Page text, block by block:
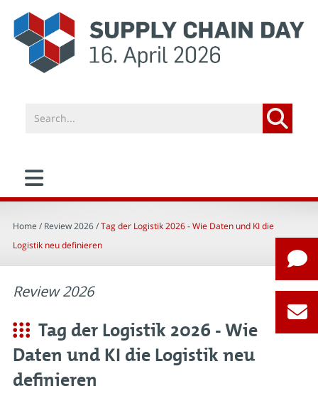
Home / Review 2026 /Tag der Logistik 2026 - Wie Daten und KI die
Logistik neu definieren
Review 2026
Tag der Logistik 2026 - Wie
Daten und KI die Logistik neu
definieren